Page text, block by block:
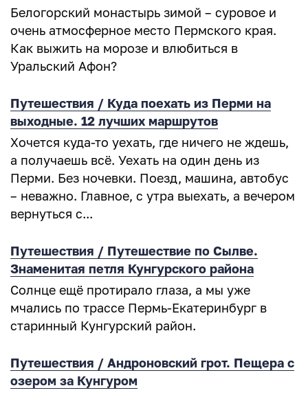
Белогорский монастырь зимой – суровое и
очень атмосферное место Пермского края.
Как выжить на морозе и влюбиться в
Уральский Афон?
Путешествия / Куда поехать из Перми на
выходные. 12 лучших маршрутов
Хочется куда-то уехать, где ничего не ждешь,
а получаешь всё. Уехать на один день из
Перми. Без ночевки. Поезд, машина, автобус
– неважно. Главное, с утра выехать, а вечером
вернуться с...
Путешествия / Путешествие по Сылве.
Знаменитая петля Кунгурского района
Солнце ещё протирало глаза, а мы уже
мчались по трассе Пермь-Екатеринбург в
старинный Кунгурский район.
Путешествия / Андроновский грот. Пещера с
озером за Кунгуром